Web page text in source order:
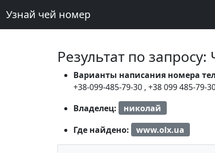
Узнай чей номер
Результат по
Варианты написания номера
+38-099-485-79-30 , +38 099 485-79-
Владелец:
николай
Где найдено:
www.olx.ua